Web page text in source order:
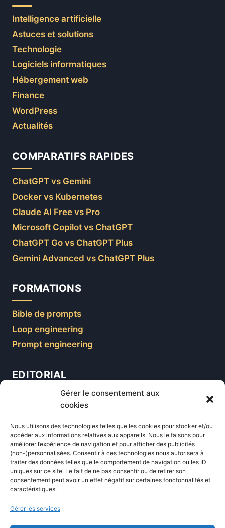
Gérer le consentement aux
cookies
Nous utilisons des technologies telles que les cookies pour stocker et/ou
accéder aux informations relatives aux appareils. Nous le faisons pour
améliorer l’expérience de navigation et pour afficher des publicités
(non-)personnalisées. Consentir à ces technologies nous autorisera à
traiter des données telles que le comportement de navigation ou les ID
uniques sur ce site. Le fait de ne pas consentir ou de retirer son
consentement peut avoir un effet négatif sur certaines fonctonnalités et
caractéristiques.
Gérer les services
Intelligence artificielle
Astuces et solutions
Technologie
Logiciels informatiques
Hébergement web
Finance
WordPress
Actualités
COMPARATIFS RAPIDES
ChatGPT vs Gemini
Docker vs Kubernetes
Claude AI Free vs Pro
Microsoft Copilot vs ChatGPT
ChatGPT Go vs ChatGPT Plus
Gemini Advanced vs ChatGPT Plus
FORMATIONS
Bible de prompts
Loop engineering
Prompt engineering
EDITORIAL
Formations
Newsletter
Équipe éditoriale
Politique éditoriale
Méthodologie de test
Transparence et affiliation
CritiquePlus dans les médias